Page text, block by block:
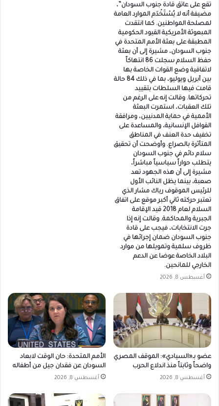
تقع على عاتق قادة جنوب السودان”،
مضيفة أنه لا يُسْتَخْدَم الموارد العامة
لمصلحة المواطنين. كما انتقدت
المبعوثة الأمريكية القيود الحكومية
المطبقة على بعثة الأمم المتحدة في
جنوب السودان، مشيرة إلى أن بعثة
حفظ السلام سجلت 86 انتهاكاً
لاتفاقية وضع القوات الخاصة بها
بين أبريل ويوليو، بما في ذلك 84 حالة
قامت فيها السلطات بتقييد
تحركاتها. وقالت إنه على الرغم من
تلك العقبات، استمرت البعثة
الأممية في حماية المدنيين، ومرافقة
القوافل الإنسانية، والمساعدة على
تخفيف حدة العنف في المناطق
المتأثرة بالصراع. وأوضحت أن تحقيق
سلام دائم في جنوب السودان
يتطلب حواراً سياسياً مباشراً،
مشيرة إلى أن هذه الجهود تعد
صعبة، بينما يظل النائب الأول
للرئيس الموقوف رياك مشار الذي
تعتبر حركته ثاني أكبر موقع على اتفاق
السلام لعام 2018 قيد الإقامة
الجبرية والمحاكمة. وقالت إنه إذا
جرت الانتخابات، فيجب على قادة
جنوب السودان ضمان إجرائها في
ظروف سلمية وتمويلها من موارد
البلاد الخاصة عوضا عن الدعم
الخارجي للمانحين.
أغسطس 8, 2026
عضو بـ«السيادي»: الموقف المصري
واضحاً وثابتاً منذ اندلاع الحرب
أغسطس 8, 2026
الأمم المتحدة: حان الوقت لابعاد
السودان عن فقدان جيل من أطفاله
أغسطس 8, 2026